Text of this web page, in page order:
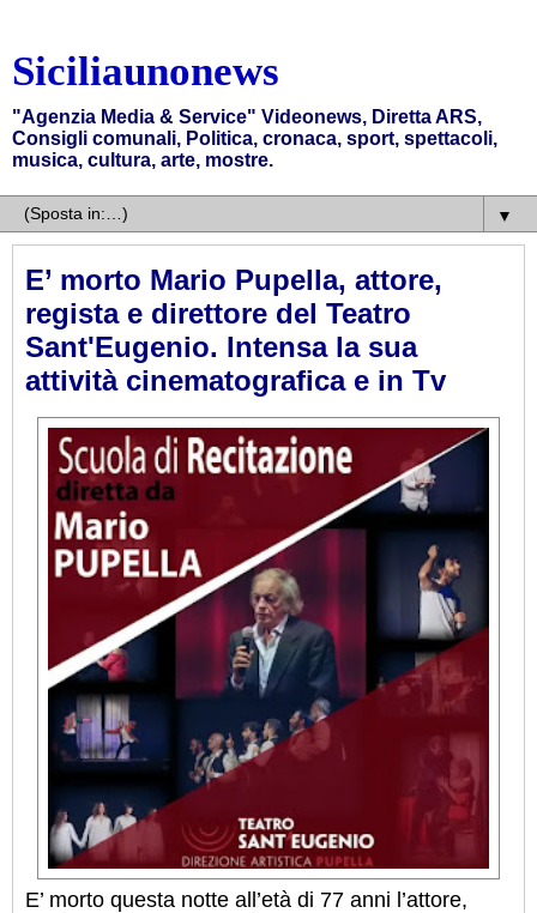
Siciliaunonews
"Agenzia Media & Service" Videonews, Diretta ARS,
Consigli comunali, Politica, cronaca, sport, spettacoli,
musica, cultura, arte, mostre.
▼
E’ morto Mario Pupella, attore,
regista e direttore del Teatro
Sant'Eugenio. Intensa la sua
attività cinematografica e in Tv
E’ morto questa notte all’età di 77 anni l’attore,